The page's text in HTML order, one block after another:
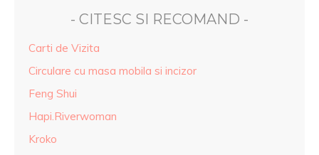
- CITESC SI RECOMAND -
Carti de Vizita
Circulare cu masa mobila si incizor
Feng Shui
Hapi.Riverwoman
Kroko